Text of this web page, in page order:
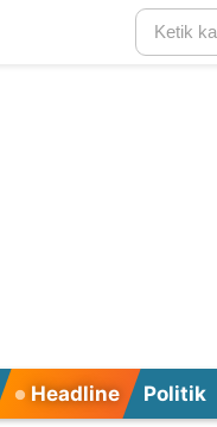
Headline Politik